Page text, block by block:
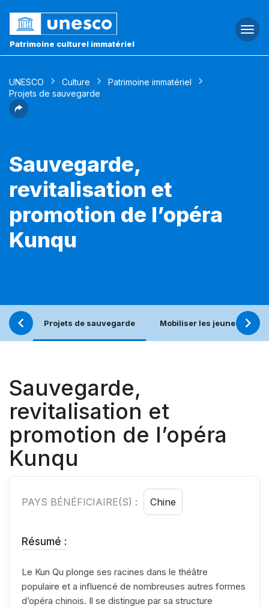
Patrimoine culturel immatériel
UNESCO Culture
Patrimoine immatériel
Projets de sauvegarde
Sauvegarde,
revitalisation et
promotion de l’opéra
Kunqu
Projets de sauvegarde Mobiliser les jeunes pour
Sauvegarde,
revitalisation et
promotion de l’opéra
Kunqu
PAYS BÉNÉFICIAIRE(S) : Chine
Résumé :
Le Kun Qu plonge ses racines dans le théâtre
populaire et a influencé de nombreuses autres formes
d’opéra chinois. Il se distingue par sa structure